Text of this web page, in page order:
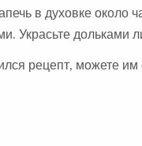
в духовке около
Украсьте дольками
рецепт, можете